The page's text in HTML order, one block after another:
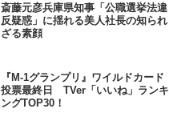
斎藤元彦兵庫県知事「公職選挙法違
反疑惑」に揺れる美人社長の知られ
ざる素顔
『M-1グランプリ』ワイルドカード
投票最終日 TVer「いいね」ランキ
ングTOP30！